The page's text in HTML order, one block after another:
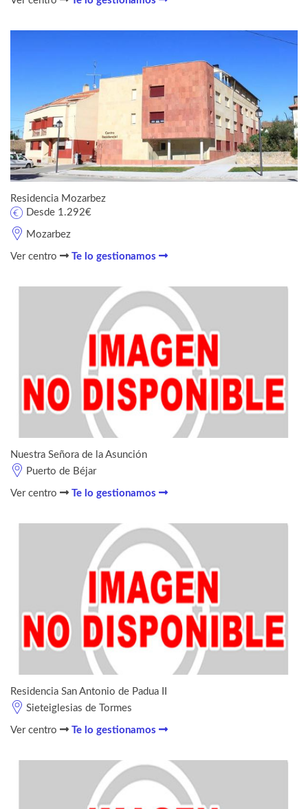
Residencia Mozarbez
Mozarbez
Desde 1.292€
Ver centro Te lo gestionamos
Nuestra Señora de la Asunción
Puerto de Béjar
Ver centro Te lo gestionamos
Residencia San Antonio de Padua II
Sieteiglesias de Tormes
Ver centro Te lo gestionamos